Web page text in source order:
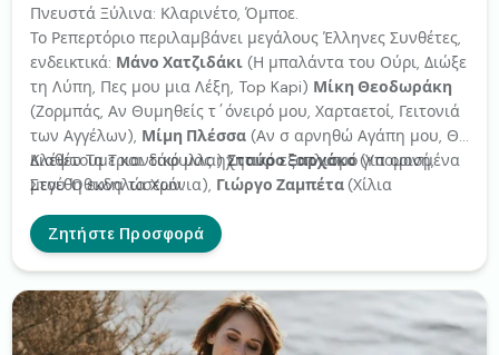
Πνευστά Ξύλινα: Κλαρινέτο, Όμποε.
Το Ρεπερτόριο περιλαμβάνει μεγάλους Έλληνες Συνθέτες,
ενδεικτικά: Μάνο Χατζιδάκι (Η μπαλάντα του Ούρι, Διώξε
τη Λύπη, Πες μου μια Λέξη, Top Kapi) Μίκη Θεοδωράκη
(Ζορμπάς, Αν Θυμηθείς τ΄όνειρό μου, Χαρταετοί, Γειτονιά
των Αγγέλων), Μίμη Πλέσσα (Αν σ αρνηθώ Αγάπη μου, Θα
Κλέψω Τα Τριαντάφυλλα)Σταύρο Ξαρχάκο(Υπομονή,
Στου Όθωνα τα Χρόνια), Γιώργο Ζαμπέτα(Χίλια
παραλλαγές αγαπημένων τραγουδιών σε πιο Upbeat
ρυθμό όπως Ιστορία μου Αμαρτία μου, το Μινόρε της
Διαθέτουμε και δικό μας ηχητικό εξοπλισμό για ορισμένα
μεγέθη εκδηλώσεων.
Ζητήστε Προσφορά